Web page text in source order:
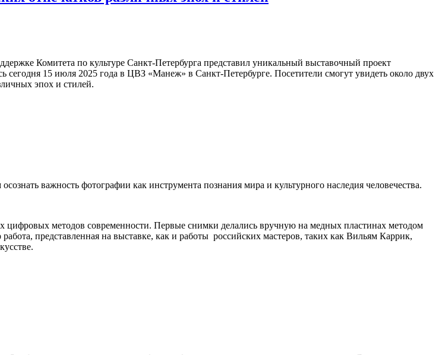
Комитета по культуре Санкт-Петербурга представил уникальный выставочный проект
сегодня 15 июля 2025 года в ЦВЗ «Манеж» в Санкт-Петербурге. Посетители смогут увидеть около двух
эпох и стилей.​
важность фотографии как инструмента познания мира и культурного наследия человечества.
методов современности. Первые снимки делались вручную на медных пластинах методом
представленная на выставке, как и работы российских мастеров, таких как Вильям Каррик,